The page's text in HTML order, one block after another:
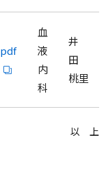
pdf
血
液
内
科
井
田
桃里
以 上